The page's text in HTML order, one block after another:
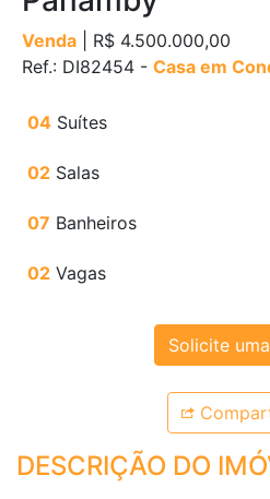
Venda | R$ 4.500.000,00
Ref.: DI82454 - Casa em
04 Suítes
02 Salas
07 Banheiros
02 Vagas
Solicite
DESCRIÇÃO DO